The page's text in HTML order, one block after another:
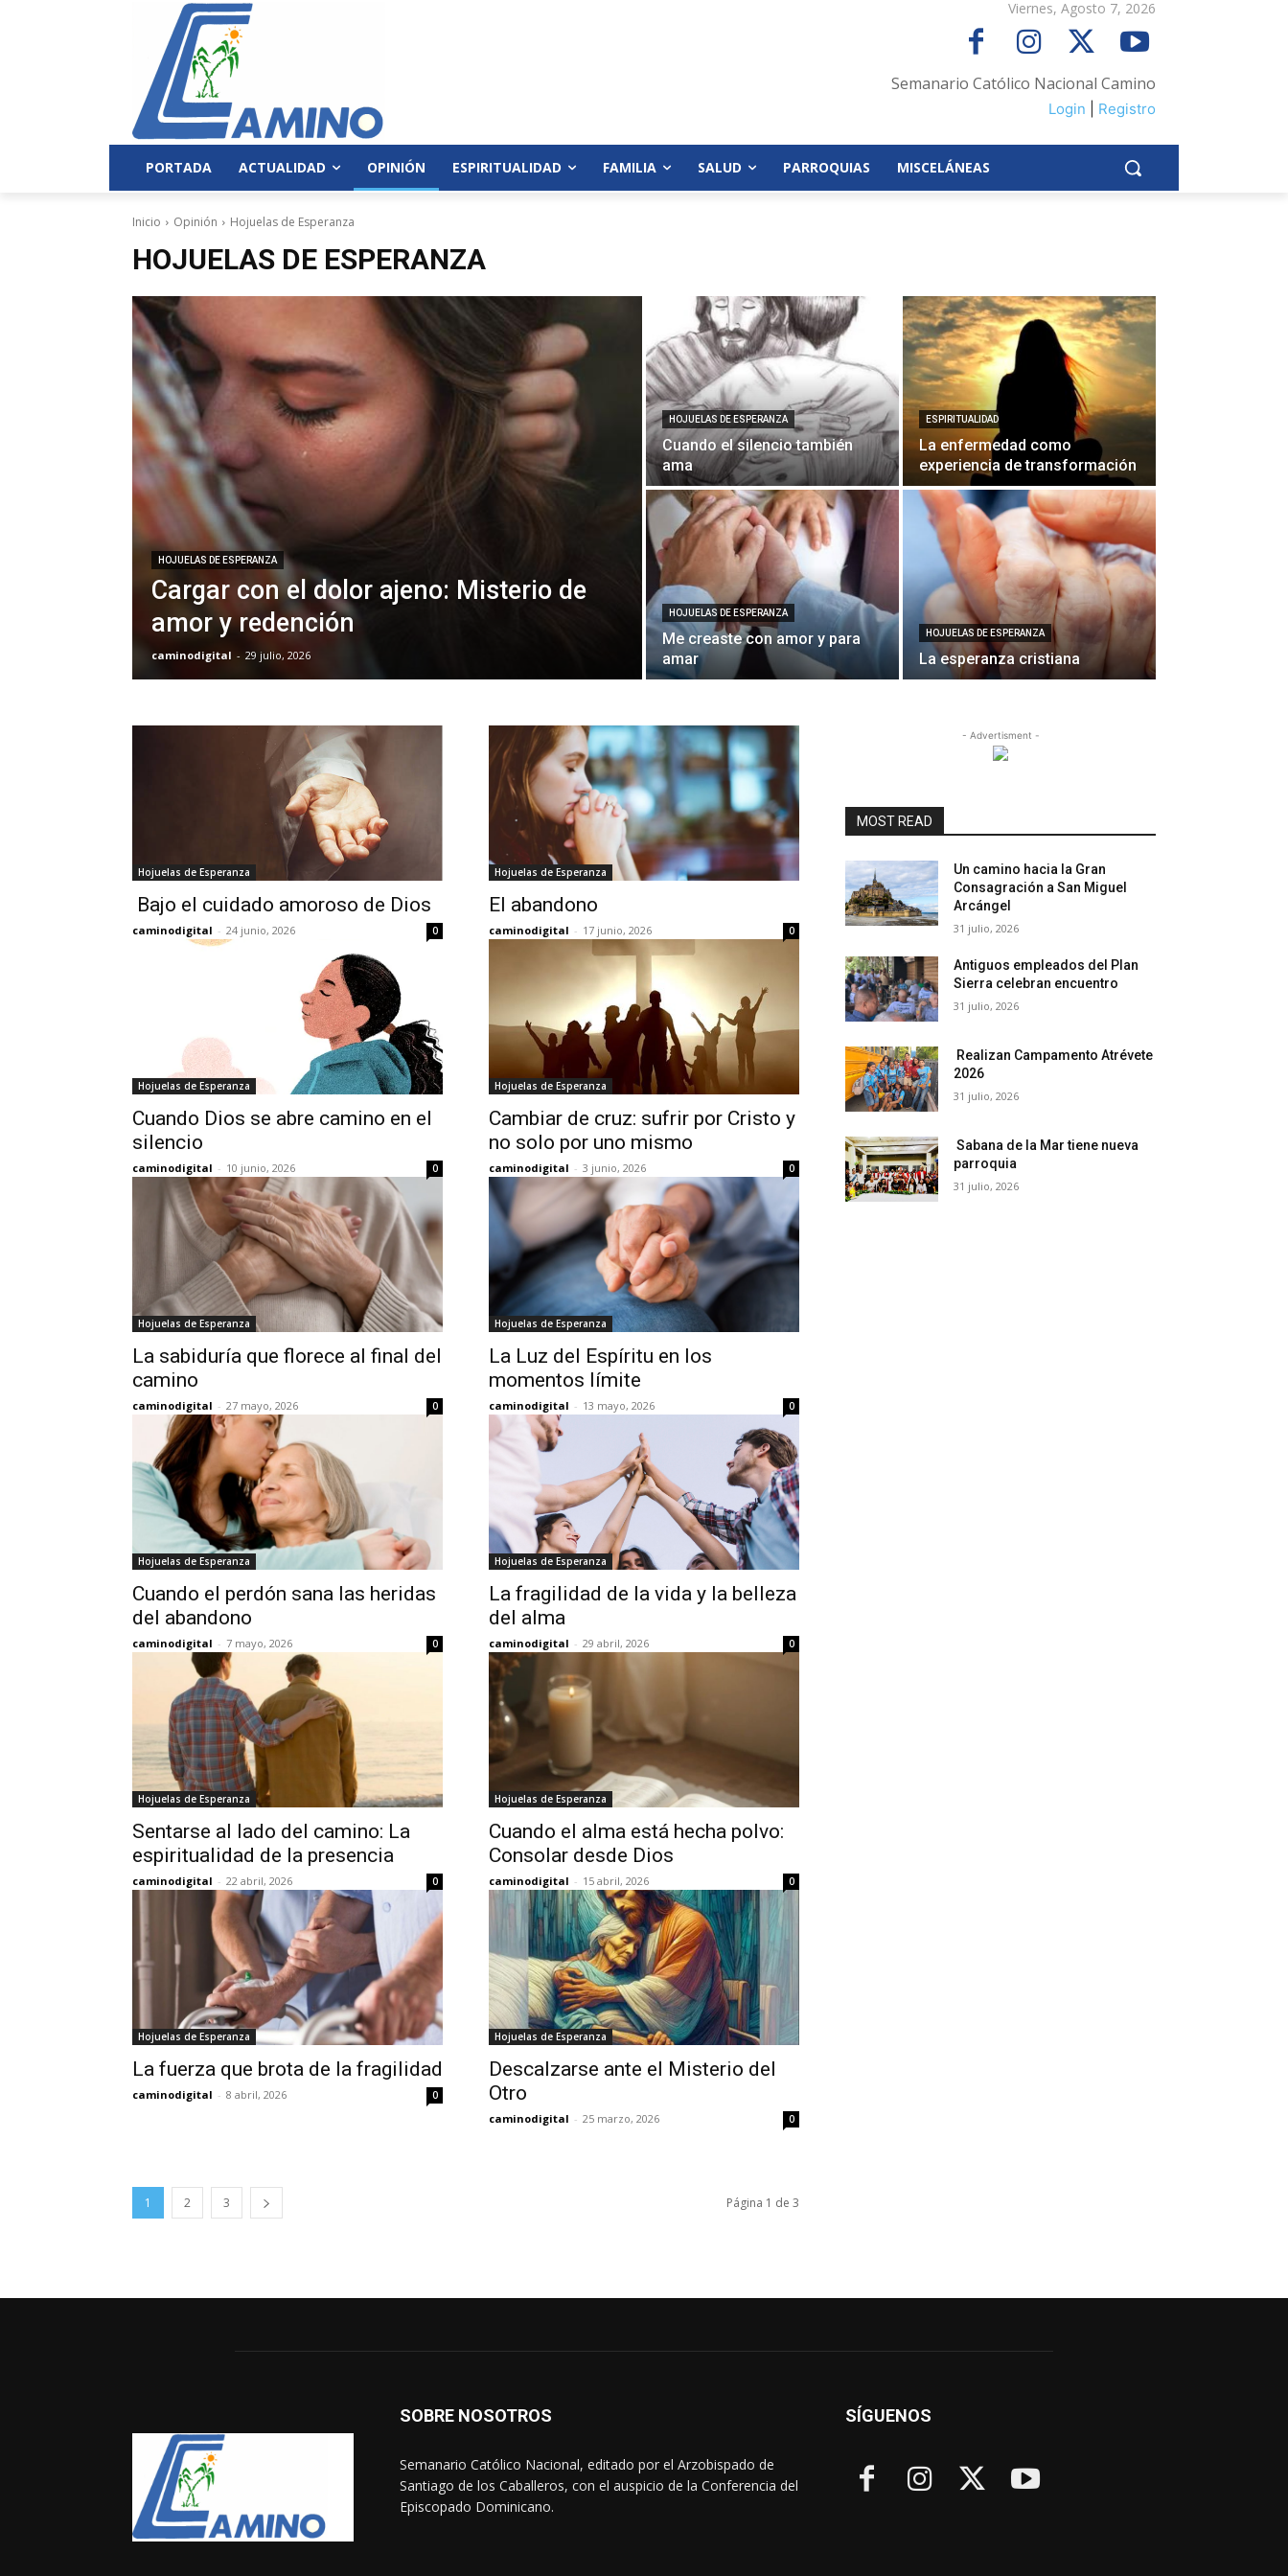
Viernes, Agosto 7, 2026
Semanario Católico Nacional Camino
Login Registro
PORTADA ACTUALIDAD OPINIÓN ESPIRITUALIDAD FAMILIA SALUD PARROQUIAS MISCELÁNEAS
Inicio Opinión Hojuelas de Esperanza
HOJUELAS DE ESPERANZA
HOJUELAS DE ESPERANZA
Cargar con el dolor ajeno: Misterio de
amor y redención
caminodigital - 29 julio, 2026
HOJUELAS DE ESPERANZA
Cuando el silencio también
ama
ESPIRITUALIDAD
La enfermedad como
experiencia de transformación
HOJUELAS DE ESPERANZA
Me creaste con amor y para
amar
HOJUELAS DE ESPERANZA
La esperanza cristiana
Hojuelas de Esperanza
Bajo el cuidado amoroso de Dios
caminodigital - 24 junio, 2026 0
Hojuelas de Esperanza
El abandono
caminodigital - 17 junio, 2026 0
Hojuelas de Esperanza
Cuando Dios se abre camino en el
silencio
caminodigital - 10 junio, 2026 0
Hojuelas de Esperanza
Cambiar de cruz: sufrir por Cristo y
no solo por uno mismo
caminodigital - 3 junio, 2026 0
Hojuelas de Esperanza
La sabiduría que florece al final del
camino
caminodigital - 27 mayo, 2026 0
Hojuelas de Esperanza
La Luz del Espíritu en los
momentos límite
caminodigital - 13 mayo, 2026 0
Hojuelas de Esperanza
Cuando el perdón sana las heridas
del abandono
caminodigital - 7 mayo, 2026 0
Hojuelas de Esperanza
La fragilidad de la vida y la belleza
del alma
caminodigital - 29 abril, 2026 0
Hojuelas de Esperanza
Sentarse al lado del camino: La
espiritualidad de la presencia
caminodigital - 22 abril, 2026 0
Hojuelas de Esperanza
Cuando el alma está hecha polvo:
Consolar desde Dios
caminodigital - 15 abril, 2026 0
Hojuelas de Esperanza
La fuerza que brota de la fragilidad
caminodigital - 8 abril, 2026 0
Hojuelas de Esperanza
Descalzarse ante el Misterio del
Otro
caminodigital - 25 marzo, 2026 0
1 2 3 Página 1 de 3
- Advertisment -
MOST READ
Un camino hacia la Gran
Consagración a San Miguel
Arcángel
31 julio, 2026
Antiguos empleados del Plan
Sierra celebran encuentro
31 julio, 2026
Realizan Campamento Atrévete
2026
31 julio, 2026
Sabana de la Mar tiene nueva
parroquia
31 julio, 2026
SOBRE NOSOTROS
Semanario Católico Nacional, editado por el Arzobispado de
Santiago de los Caballeros, con el auspicio de la Conferencia del
Episcopado Dominicano.
SÍGUENOS